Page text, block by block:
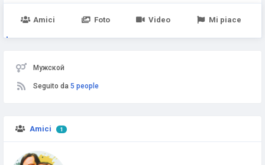
Amici Foto Video Mi piace
Мужской
Seguito da 5 people
Amici 1